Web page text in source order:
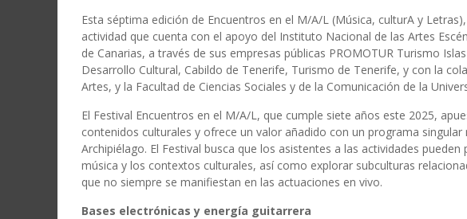
Esta séptima edición de Encuentros en el M/A/L (Música, culturA y
actividad que cuenta con el apoyo del Instituto Nacional de las Artes
de Canarias, a través de sus empresas públicas PROMOTUR Turismo
Desarrollo Cultural, Cabildo de Tenerife, Turismo de Tenerife, y con la
Artes, y la Facultad de Ciencias Sociales y de la Comunicación de la
El Festival Encuentros en el M/A/L, que cumple siete años este 2025,
contenidos culturales y ofrece un valor añadido con un programa
Archipiélago. El Festival busca que los asistentes a las actividades
música y los contextos culturales, así como explorar subculturas
que no siempre se manifiestan en las actuaciones en vivo.
Bases electrónicas y energía guitarrera